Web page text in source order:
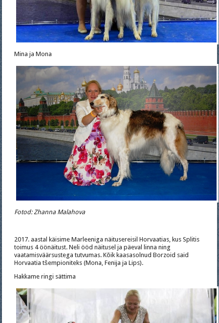
Mina ja Mona
Fotod: Zhanna Malahova
2017. aastal käisime Marleeniga näitusereisil Horvaatias, kus Splitis
toimus 4 öönäitust. Neli ööd näitusel ja päeval linna ning
vaatamisväärsustega tutvumas. Kõik kaasasolnud Borzoid said
Horvaatia tšempioniteks (Mona, Fenija ja Lips).
Hakkame ringi sättima